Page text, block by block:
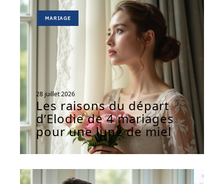
MARIAGE
28 juillet 2026
Les raisons du départ
d’Elodie de 4 mariages
pour une lune de miel